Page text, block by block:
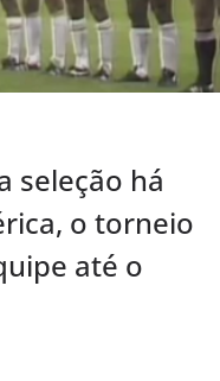
seleção há
o torneio
até o